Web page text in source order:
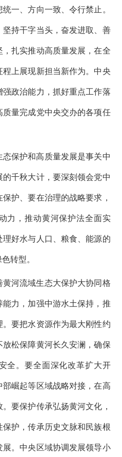
一、方向一致、令行禁止。
持干字当头，奋发进取、善
扎实推动高质量发展，在全
上展现新担当新作为。中央
政治能力，抓好重点工作落
量完成党中央交办的各项任
保护和高质量发展是事关中
千秋大计，要深刻领会党中
护、要在治理的战略要求，
力，推动黄河保护法全面实
好水与人口、粮食、能源的
转型。
河流域生态大保护大协同格
力，加强中游水土保持，推
要把水资源作为最大刚性约
松保障黄河长久安澜，确保
全。要全面深化改革扩大开
崛起等区域战略对接，在高
要保护传承弘扬黄河文化，
护，传承历史文脉和民族根
。中央区域协调发展领导小